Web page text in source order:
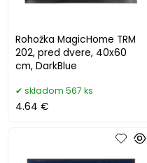
Rohožka MagicHome TRM
202, pred dvere, 40x60
cm, DarkBlue
skladom 567 ks
4.64 €